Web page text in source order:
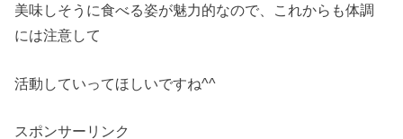
美味しそうに食べる姿が魅力的なので、これからも体調
には注意して
活動していってほしいですね^^
スポンサーリンク